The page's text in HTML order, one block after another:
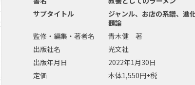
サブタイトル
ジャンル、お店の系譜、進化
麺論
監修・編集・著者名
青木健 著
出版社名
光文社
出版年月日
2022年1月30日
定価
本体1,550円+税